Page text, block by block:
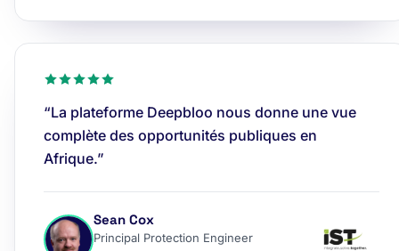
“La plateforme Deepbloo nous donne une vue
complète des opportunités publiques en
Afrique.”
Sean Cox
Principal Protection Engineer